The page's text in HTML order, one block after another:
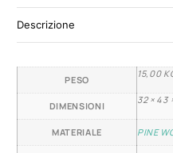
Descrizione
PESO
15,00
DIMENSIONI
32 × 43
MATERIALE PINE